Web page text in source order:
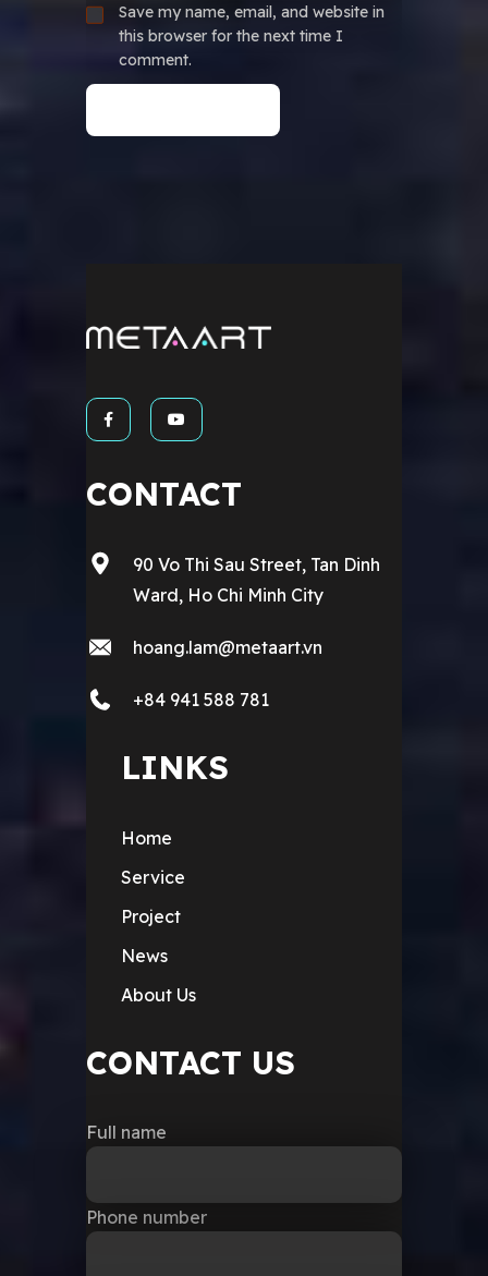
Save my name, email, and website in
this browser for the next time I
comment.
CONTACT
90 Vo Thi Sau Street, Tan Dinh
Ward, Ho Chi Minh City
hoang.lam@metaart.vn
+84 941 588 781
LINKS
Home
Service
Project
News
About Us
CONTACT US
Full name
Phone number